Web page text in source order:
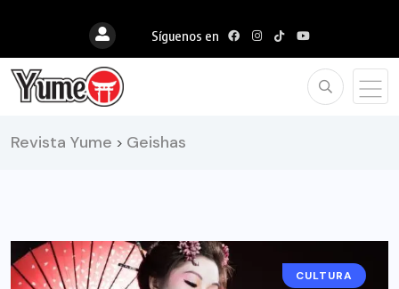
Síguenos en
Revista Yume > Geishas
CULTURA